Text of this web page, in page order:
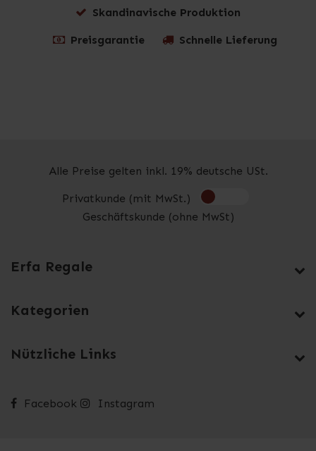
Skandinavische Produktion
Preisgarantie Schnelle Lieferung
Alle Preise gelten inkl. 19% deutsche USt.
Privatkunde (mit MwSt.)
Geschäftskunde (ohne MwSt)
Erfa Regale
Kategorien
Nützliche Links
Facebook Instagram